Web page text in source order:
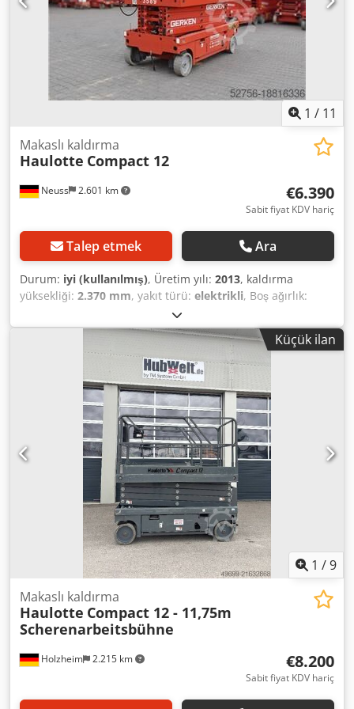
1 / 11
Neuss 2.601 km
Makaslı kaldırma
Haulotte Compact 12
€6.390
Sabit fiyat KDV hariç
Talep etmek Ara
Durum: iyi (kullanılmış), Üretim yılı: 2013, kaldırma
yüksekliği: 2.370 mm, yakıt türü: elektrikli, Boş ağırlık:
2.630 kg Kaldırma kapasitesi: 300 kg Çalışma yüksekliği:
1.200 cm Yük alanı boyutları: 245 x 121 x 237 cm CE işareti:
evet Teknik durumu: iyi Görsel durumu: iyi Teslimat
şartları: EXW Daha fazla bilgi için Christian Theißen ile
iletişime geçin. Crjdpov Timuefx Antjf Üretici: Haulotte
Model: Compact 12 Üretim yılı: 2013 Ürün türü: İkinci el
Veriler: Maks. çalışma yüksekliği: 11,96 m Platform
yüksekliği: 9,96 m Kaldırma yükü: 300 kg Uzatmada
kaldırma yükü: 150 kg Platform ölçüleri UxG: 2,29 x 1,17 m
Platform uzunluğu (uzatılmış): 3,22 m Toplam boyutlar
UxG: 2,45 x 1,21 m Korkuluklu taşıma yüksekliği: 2,37 m
Korkuluksuz taşıma yüksekliği: 1,50 m Çalışma yüksekliğine
kadar hareket edebilir: 11,96 m Yerden yükseklik: 0,07 m
Tahrik tipi: Akü Yalnızca iç mekan kullanımı: hayır Boş
ağırlık: 2.630 kg Özellikler: beyaz lastikler, düşüş önleyici
sistemler (KKE) için bağlantı noktaları mevcut
Küçük ilan
1 /9
Holzheim 2.215 km
Makaslı kaldırma
Haulotte Compact 12 - 11,75m
Scherenarbeitsbühne
€8.200
Sabit fiyat KDV hariç